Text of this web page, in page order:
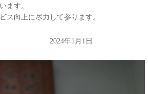
ます。
ス向上に尽力して参ります。
月1日